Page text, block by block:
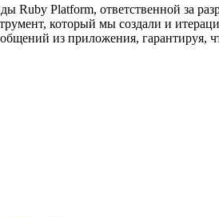
Platform, ответственной за
который мы создали и
из приложения,